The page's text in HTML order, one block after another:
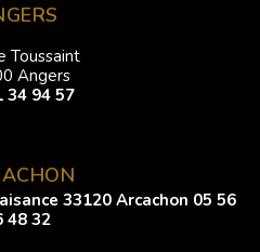
Toussaint
Angers
34 94 57
33120 Arcachon 05 56
48 32